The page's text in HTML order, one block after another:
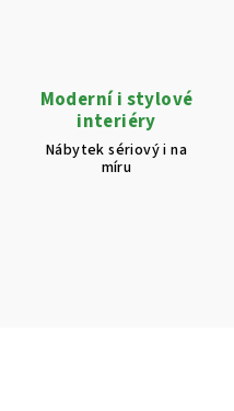
Moderní i stylové
interiéry
Nábytek sériový i na
míru